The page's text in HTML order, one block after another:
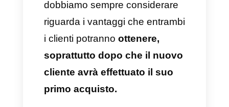
dei prodotti esclusivi, ecc. Tutto
ciò che può essere vantaggioso
per il cliente senza mai
sacrificare l’azienda in termini
finanziari poiché quest’ultima